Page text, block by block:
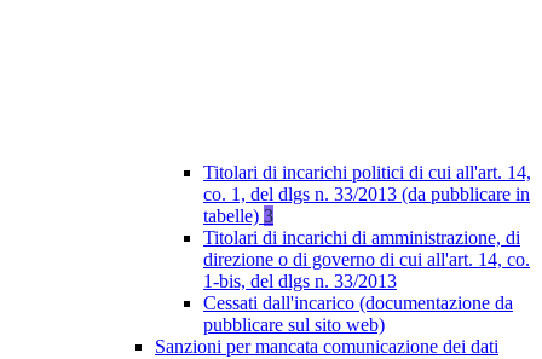
Titolari di incarichi politici di cui all'art. 14,
co. 1, del dlgs n. 33/2013 (da pubblicare in
tabelle) 3
Titolari di incarichi di amministrazione, di
direzione o di governo di cui all'art. 14, co.
1-bis, del dlgs n. 33/2013
Cessati dall'incarico (documentazione da
pubblicare sul sito web)
Sanzioni per mancata comunicazione dei dati